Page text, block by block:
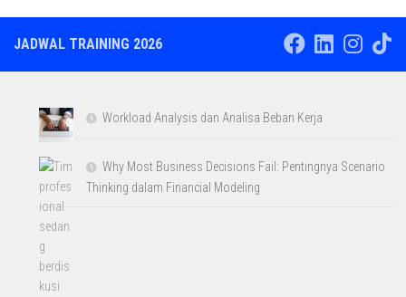
JADWAL TRAINING 2026
Workload Analysis dan Analisa Beban Kerja
Why Most Business Decisions Fail: Pentingnya Scenario
Thinking dalam Financial Modeling